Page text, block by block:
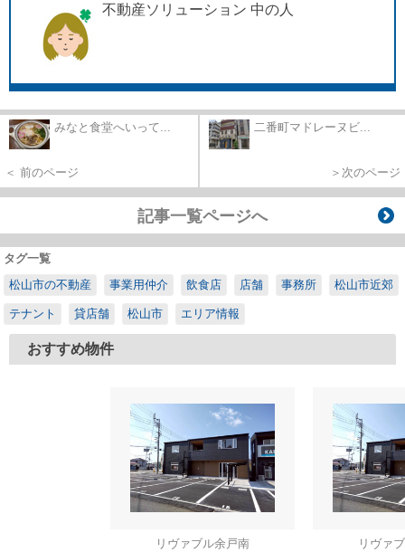
不動産ソリューション 中の人
みなと食堂へいって...
＜ 前のページ
二番町マドレーヌビ...
＞次のページ
記事一覧ページへ
タグ一覧
松山市の不動産
事業用仲介 飲食店 店舗 事務所 松山市近郊
テナント 貸店舗 松山市 エリア情報
おすすめ物件
リヴァブル余戸南
リヴァ